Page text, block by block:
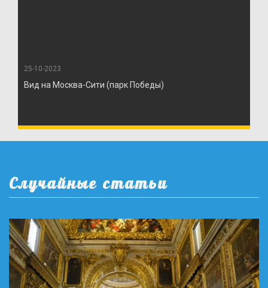
25-10-2023
Вид на Москва-Сити (парк Победы)
Случайные статьи